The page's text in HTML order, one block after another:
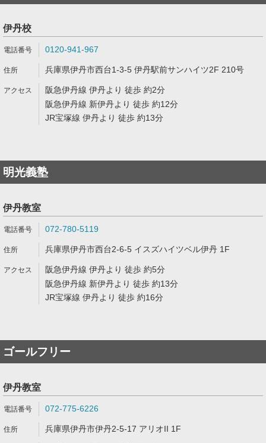
伊丹校
0120-941-967
兵庫県伊丹市西台1-3-5 伊丹駅前サンハイツ2F 210号
阪急伊丹線 伊丹より 徒歩 約2分
阪急伊丹線 新伊丹より 徒歩 約12分
JR宝塚線 伊丹より 徒歩 約13分
明光義塾
伊丹教室
072-780-5119
兵庫県伊丹市西台2-6-5 イスズハイツベル伊丹 1F
阪急伊丹線 伊丹より 徒歩 約5分
阪急伊丹線 新伊丹より 徒歩 約13分
JR宝塚線 伊丹より 徒歩 約16分
ゴールフリー
伊丹教室
072-775-6226
兵庫県伊丹市伊丹2-5-17 アリオII 1F